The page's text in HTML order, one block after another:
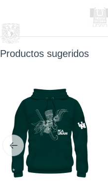
Productos sugeridos